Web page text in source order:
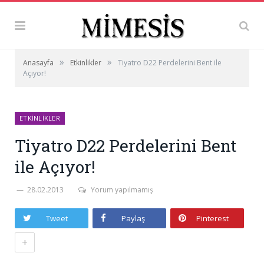
Anasayfa » Etkinlikler »
Tiyatro D22 Perdelerini Bent ile
Açıyor!
ETKINLIKLER
Tiyatro D22 Perdelerini Bent
ile Açıyor!
28.02.2013 Yorum yapılmamış
Tweet Paylaş Pinterest
+